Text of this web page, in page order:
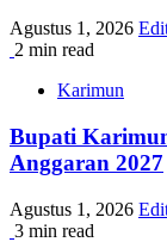
Agustus 1, 2026
2 min read
Karimun
Bupati
Anggaran 2027
Agustus 1, 2026
3 min read